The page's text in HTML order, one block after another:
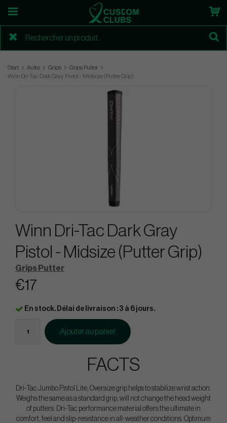
Start Autre Grips
Grips Putter
Winn Dri-Tac Dark Gray Pistol - Midsize (Putter Grip)
Winn Dri-Tac Dark Gray
Pistol - Midsize (Putter Grip)
Grips Putter
€17
En stock. Délai de livraison : 3 à 6 jours.
Ajouter au panier
FACTS
Dri-Tac Jumbo Pistol Lite, Oversize grip helps to stabilize wrist action.
Weighs the same as a standard grip, will not change the head weight
of putters. Dri-Tac performance material offers the ultimate in
comfort, feel and slip-resistance in all-weather conditions. Optimum